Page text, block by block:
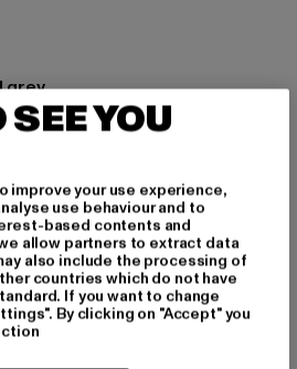
grey
80% Baumwolle, 20%
GmbH |info@tbint.de
7 | 64372 Ober-Ramstadt |
SEE YOU
improve your use experience,
use behaviour and to
based contents and
allow partners to extract data
also include the processing of
countries which do not have
If you want to change
By clicking on "Accept" you